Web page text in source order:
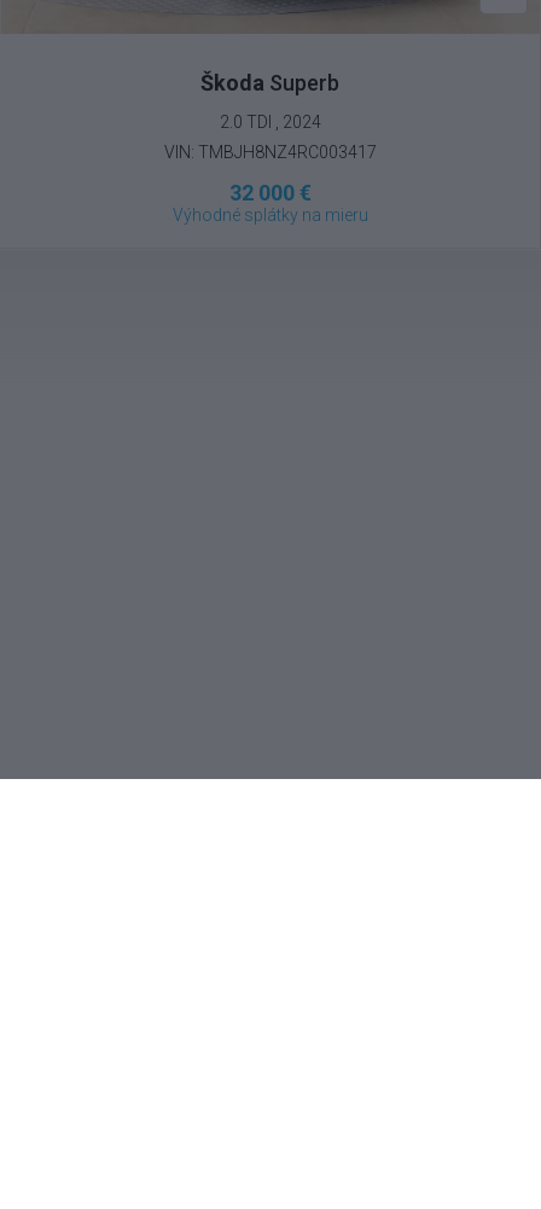
Škoda Superb
2.0 TDI , 2024
VIN: TMBJH8NZ4RC003417
32 000 €
Výhodné splátky na mieru